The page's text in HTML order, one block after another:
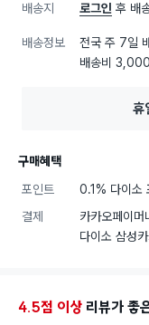
배송지 로그인 후 배
배송정보 전국 주 7일
배송비
휴
구매혜택
포인트
0.1% 다이소
결제
카카오페이
다이소 삼성
4.5점 이상 리뷰가 좋